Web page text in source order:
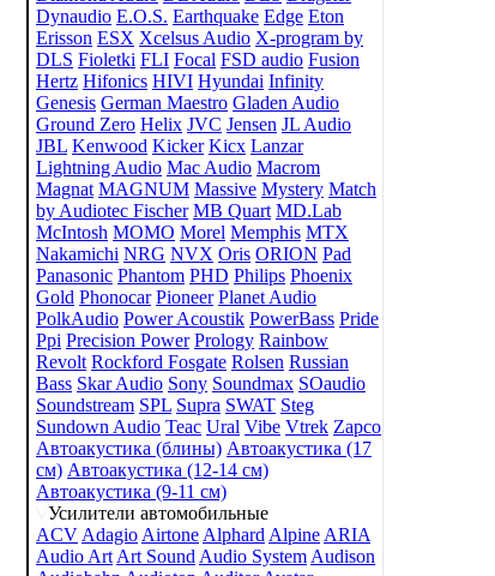
Dynaudio E.O.S. Earthquake Edge Eton
Erisson ESX Xcelsus Audio X-program by
DLS Fioletki FLI Focal FSD audio Fusion
Hertz Hifonics HIVI Hyundai Infinity
Genesis German Maestro Gladen Audio
Ground Zero Helix JVC Jensen JL Audio
JBL Kenwood Kicker Kicx Lanzar
Lightning Audio Mac Audio Macrom
Magnat MAGNUM Massive Mystery Match
by Audiotec Fischer MB Quart MD.Lab
McIntosh MOMO Morel Memphis MTX
Nakamichi NRG NVX Oris ORION Pad
Panasonic Phantom PHD Philips Phoenix
Gold Phonocar Pioneer Planet Audio
PolkAudio Power Acoustik PowerBass Pride
Ppi Precision Power Prology Rainbow
Revolt Rockford Fosgate Rolsen Russian
Bass Skar Audio Sony Soundmax SOaudio
Soundstream SPL Supra SWAT Steg
Sundown Audio Teac Ural Vibe Vtrek Zapco
Автоакустика (блины) Автоакустика (17
см) Автоакустика (12-14 см)
Автоакустика (9-11 см)
Усилители автомобильные
ACV Adagio Airtone Alphard Alpine ARIA
Audio Art Art Sound Audio System Audison